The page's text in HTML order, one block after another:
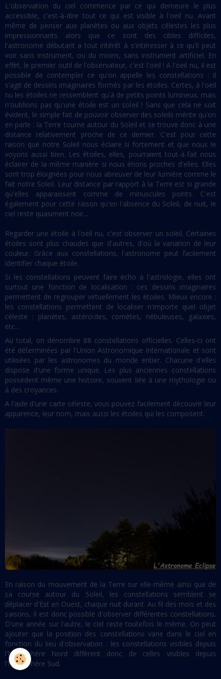
L'observation du ciel commence par ce qui demeure le plus
accessible, c'est-à-dire tout ce qui est visible à l'oeil nu. Avant
même de penser aux planètes ou aux objets célestes les plus
impressionnants alors que ce sont des cibles difficiles,
l'astronome débutant a tout intérêt à s'intéresser à ce qu'il peut
voir sans instrument, ou du moins, sans instrument artificiel. En
effet, le premier outil de l'observateur, c'est l'oeil ! A l'oeil nu, il est
possible de contempler ce qu'on appelle les constellations : il
s'agit de dessins imaginaires formés par les étoiles. Certes, à l'oeil
nu les étoiles ne ressemblent qu'à de petits points lumineux, mais
n'oublions pas qu'une étoile est un soleil ! Sans que cela ne soit
évident, le simple fait de pouvoir observer des soleils mérite qu'on
en parle : la Terre tourne autour du Soleil et se trouve donc à une
distance relativement proche de ce dernier. C'est pour cette
raison que notre Soleil nous éclaire si fortement et que nous le
voyons aussi bien. Les étoiles, elles, pourraient tout-à-fait nous
éclairer de la même manière si nous étions proches d'elles. Elles
sont trop éloignées pour nous abreuver de leur lumière comme le
fait notre Soleil. Leur distance par rapport à la Terre est si grande
qu'elles apparaissent comme de minuscules points. C'est
également pour cette raison qu'en l'absence du Soleil, de nuit, le
ciel reste quasiment noir...
Regarder une étoile à l'oeil nu, c'est observer un soleil. Certaines
étoiles sont plus chaudes que d'autres, d'où la variation de leur
couleur. Grâce aux constellations, l'astronome peut facilement
identifier chaque étoile.
Si les constellations peuvent faire écho à l'astrologie, elles ont
surtout une fonction de localisation : ces dessins imaginaires
permettent de regrouper virtuellement les étoiles. Mieux encore :
les constellations permettent de localiser n'importe quel objet
céleste : planètes, astéroïdes, comètes, nébuleuses, galaxies,
etc...
Au total, on dénombre 88 constellations officielles. Celles-ci ont
été déterminées par l'Union Astronomique Internationale et sont
utilisées par les astronomes du monde entier. Chacune d'elles
dispose d'une forme unique. Les plus anciennes constellations
possèdent même une histoire, souvent liée à une mythologie ou
à des croyances.
A l'aide d'une carte céleste, vous pouvez facilement découvrir leur
apparence, leur nom, mais aussi les étoiles qui les composent.
En raison du mouvement de la Terre sur elle-même ainsi que de
sa course autour du Soleil, les constellations semblent se
déplacer d'Est en Ouest, chaque nuit durant. Au fil des mois et des
saisons, il est donc possible d'observer différentes constellations.
D'une année sur l'autre, le ciel reste toutefois le même. On peut
ajouter que la position des constellations varie dans le ciel en
fonction du lieu d'observation : les constellations visibles depuis
l'hémisphère Nord diffèrent donc de celles visibles depuis
l'hémisphère Sud.